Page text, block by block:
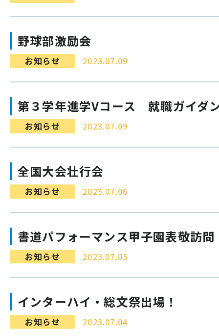
野球部激励会
お知らせ 2023.07.09
第３学年進学Vコース 就職ガイダ
お知らせ 2023.07.09
全国大会壮行会
お知らせ 2023.07.06
書道パフォーマンス甲子園表敬訪問
お知らせ 2023.07.05
インターハイ・総文祭出場！
お知らせ 2023.07.04